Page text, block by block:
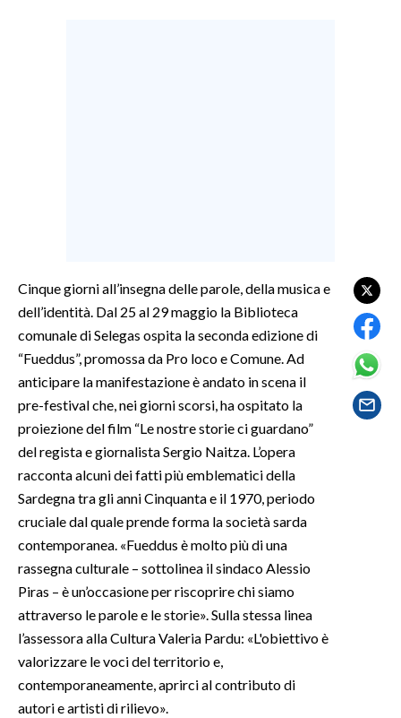
CULTURA
SPETTACOLI
GOSSIP
SALUTE
SARDEGNA TURISMO
NOTIZIE
EVENTI
#CARAUNIONE
3 MINUTI CON
INSULARITÀ
Cinque giorni all’insegna delle parole, della musica e
dell’identità. Dal 25 al 29 maggio la Biblioteca
comunale di Selegas ospita la seconda edizione di
“Fueddus”, promossa da Pro loco e Comune. Ad
anticipare la manifestazione è andato in scena il
pre-festival che, nei giorni scorsi, ha ospitato la
proiezione del film “Le nostre storie ci guardano”
del regista e giornalista Sergio Naitza. L’opera
racconta alcuni dei fatti più emblematici della
Sardegna tra gli anni Cinquanta e il 1970, periodo
cruciale dal quale prende forma la società sarda
contemporanea. «Fueddus è molto più di una
rassegna culturale – sottolinea il sindaco Alessio
Piras – è un’occasione per riscoprire chi siamo
attraverso le parole e le storie». Sulla stessa linea
l’assessora alla Cultura Valeria Pardu: «L'obiettivo è
valorizzare le voci del territorio e,
contemporaneamente, aprirci al contributo di
autori e artisti di rilievo».